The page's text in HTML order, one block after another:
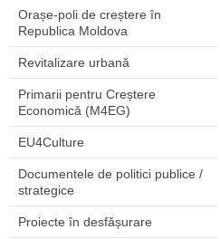
Orașe-poli de creștere în
Republica Moldova
Revitalizare urbană
Primarii pentru Creștere
Economică (M4EG)
EU4Culture
Documentele de politici publice /
strategice
Proiecte în desfășurare